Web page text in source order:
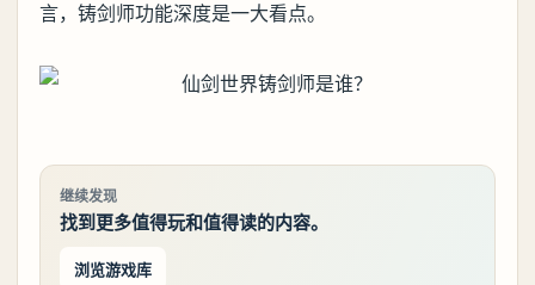
言，铸剑师功能深度是一大看点。
继续发现
找到更多值得玩和值得读的内容。
浏览游戏库